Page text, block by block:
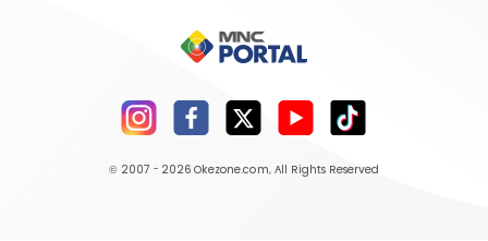
© 2007 - 2026 Okezone.com, All Rights Reserved